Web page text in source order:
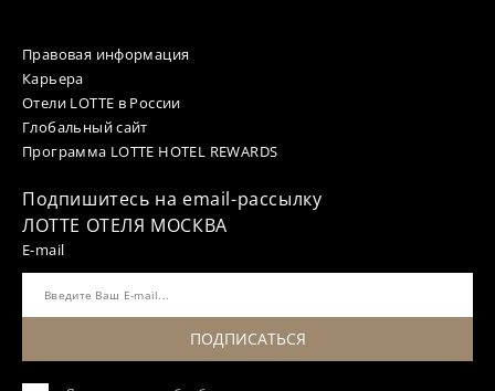
Правовая информация
Карьера
Отели LOTTE в России
Глобальный сайт
Программа LOTTE HOTEL REWARDS
Подпишитесь на email-рассылку
ЛОТТЕ ОТЕЛЯ МОСКВА
E-mail
ПОДПИСАТЬСЯ